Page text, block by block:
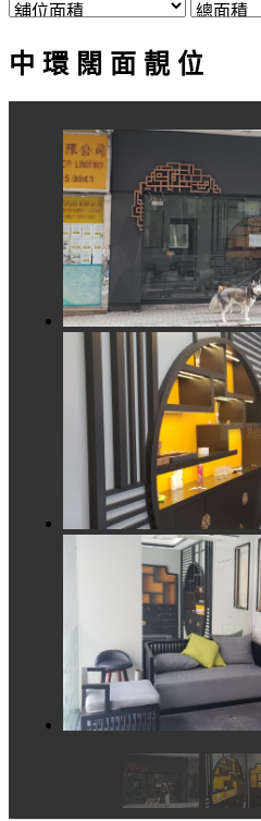
中 環 闊 面 靚 位